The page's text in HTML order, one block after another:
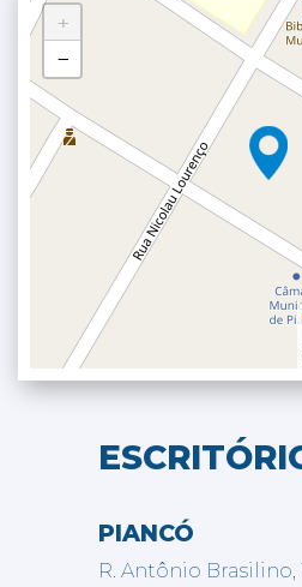
+
−
PIANCÓ
R. Antônio Brasilino,